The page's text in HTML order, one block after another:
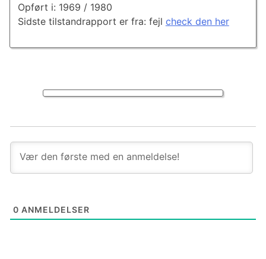
0 ANMELDELSER
Opført i: 1969 / 1980
Sidste tilstandrapport er fra: fejl check den her